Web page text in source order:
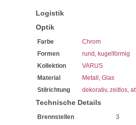
Logistik
Optik
Farbe
Chrom
Formen
rund , kugelförmig
Kollektion
VARUS
Material
Metall , Glas
Stilrichtung
dekorativ, zeitlos,
Technische Details
Brennstellen
3